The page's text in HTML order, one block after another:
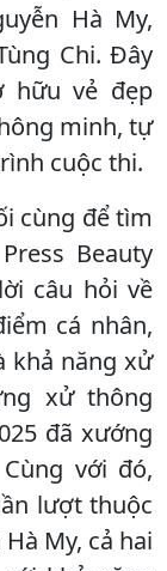
Hà My,
Chi. Đây
hữu vẻ đẹp
minh, tự
cuộc thi.
cùng để tìm
Beauty
câu hỏi về
cá nhân,
khả năng xử
xử thông
đã xướng
với đó,
lượt thuộc
My, cả hai